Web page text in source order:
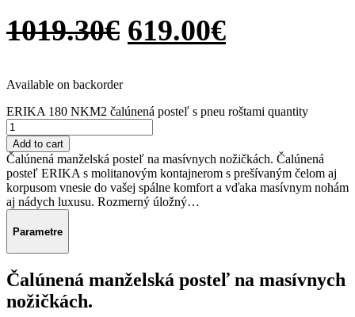
1019.30€ 619.00€
Available on backorder
ERIKA 180 NKM2 čalúnená posteľ s pneu roštami quantity
Add to cart
Čalúnená manželská posteľ na masívnych nožičkách. Čalúnená
posteľ ERIKA s molitanovým kontajnerom s prešívaným čelom aj
korpusom vnesie do vašej spálne komfort a vďaka masívnym nohám
aj nádych luxusu. Rozmerný úložný…
Parametre
Čalúnená manželská posteľ na masívnych
nožičkách.